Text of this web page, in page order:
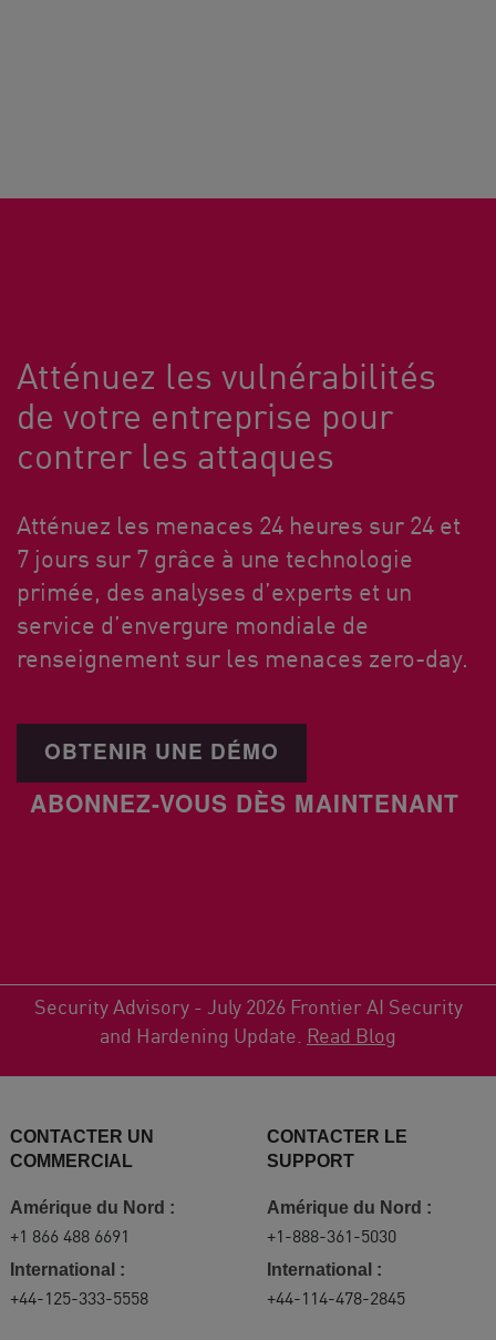
Atténuez les vulnérabilités
de votre entreprise pour
contrer les attaques
Atténuez les menaces 24 heures sur 24 et
7 jours sur 7 grâce à une technologie
primée, des analyses d’experts et un
service d’envergure mondiale de
renseignement sur les menaces zero-day.
OBTENIR UNE DÉMO
ABONNEZ-VOUS DÈS MAINTENANT
Security Advisory - July 2026 Frontier AI Security
and Hardening Update. Read Blog
CONTACTER UN
COMMERCIAL
Amérique du Nord :
+1 866 488 6691
International :
+44-125-333-5558
CONTACTER LE
SUPPORT
Amérique du Nord :
+1-888-361-5030
International :
+44-114-478-2845